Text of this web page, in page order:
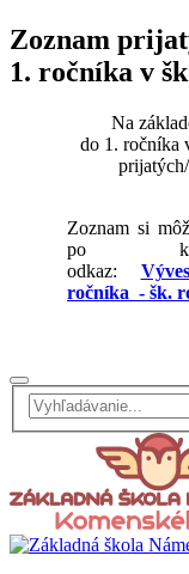
Zoznam
1. ročníka v
Na
do 1. ročníka
Zoznam si
po
odkaz:
ročníka - šk.